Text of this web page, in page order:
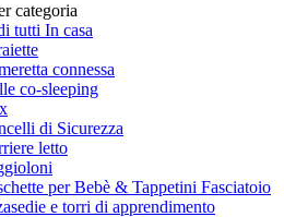
categoria
tutti In casa
connessa
co-sleeping
di Sicurezza
letto
per Bebè & Tappetini Fasciatoio
e torri di apprendimento